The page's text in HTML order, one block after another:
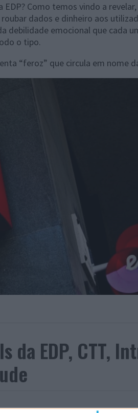
Como temos vindo a
dados e dinheiro aos
debilidade emocional que cada
o tipo.
“feroz” que circula em nome
da EDP, CTT,